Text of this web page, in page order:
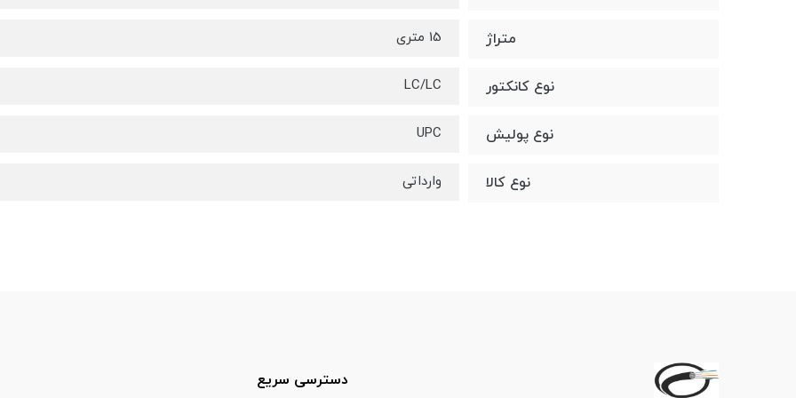
متراژ 15 متری
نوع کانکتور LC/LC
نوع پولیش UPC
نوع کالا وارداتی
دسترسی سریع